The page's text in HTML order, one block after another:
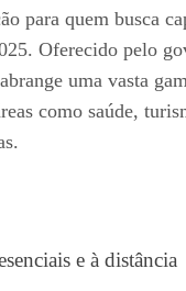
para quem busca
Oferecido pelo
uma vasta
como saúde,
e à distância